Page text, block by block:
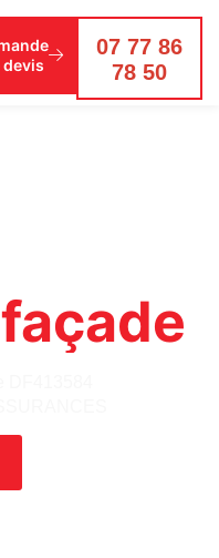
07 77 86
78 50
devis